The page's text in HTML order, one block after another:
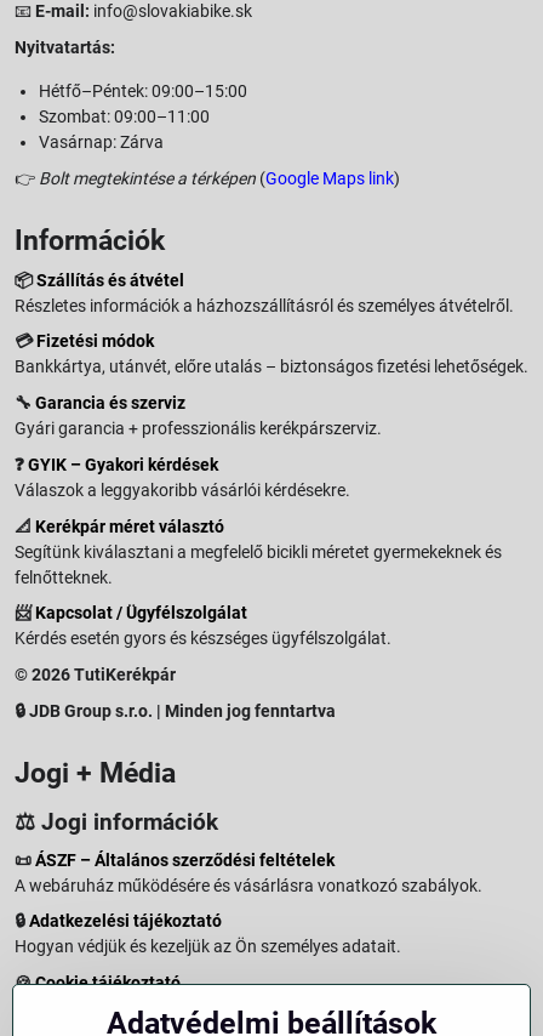
📧 E-mail: info@slovakiabike.sk
Nyitvatartás:
Hétfő–Péntek: 09:00–15:00
Szombat: 09:00–11:00
Vasárnap: Zárva
👉 Bolt megtekintése a térképen (Google Maps link)
Információk
📦Szállítás és átvétel
Részletes információk a házhozszállításról és személyes átvételről.
💳Fizetési módok
Bankkártya, utánvét, előre utalás – biztonságos fizetési lehetőségek.
🔧 Garancia és szerviz
Gyári garancia + professzionális kerékpárszerviz.
❓GYIK – Gyakori kérdések
Válaszok a leggyakoribb vásárlói kérdésekre.
📐 Kerékpár méret választó
Segítünk kiválasztani a megfelelő bicikli méretet gyermekeknek és
felnőtteknek.
📨Kapcsolat / Ügyfélszolgálat
Kérdés esetén gyors és készséges ügyfélszolgálat.
© 2026 TutiKerékpár
🔒 JDB Group s.r.o. | Minden jog fenntartva
Jogi + Média
⚖️ Jogi információk
📜ÁSZF – Általános szerződési feltételek
A webáruház működésére és vásárlásra vonatkozó szabályok.
🔒Adatkezelési tájékoztató
Hogyan védjük és kezeljük az Ön személyes adatait.
🍪Cookie tájékoztató
A weboldalon használt sütikről és adatkezelésről.
Adatvédelmi beállítások